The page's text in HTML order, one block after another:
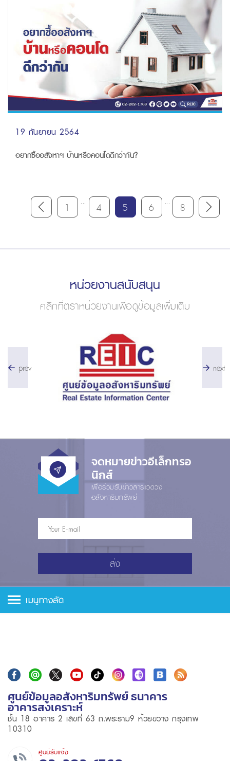
19 กันยายน 2564
อยากซื้ออสังหาฯ บ้านหรือคอนโดดีกว่ากัน?
1 ... 4 5 6 ... 8
หน่วยงานสนับสนุน
คลิกที่ตราหน่วยงานเพื่อดูข้อมูลเพิ่มเติม
prev next
จดหมายข่าวอีเล็กทรอ
นิกส์
เพื่อร่วมรับข่าวสารแวดวง
อสังหาริมทรัพย์
ส่ง
เมนูทางลัด
ศูนย์ข้อมูลอสังหาริมทรัพย์ ธนาคาร
อาคารสงเคราะห์
ชั้น 18 อาคาร 2 เลขที่ 63 ถ.พระราม9 ห้วยขวาง กรุงเทพ
10310
ศูนย์รับแจ้ง